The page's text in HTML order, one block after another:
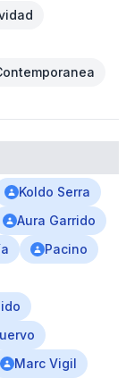
Koldo Serra
Aura Garrido
Pacino
Marc Vigil